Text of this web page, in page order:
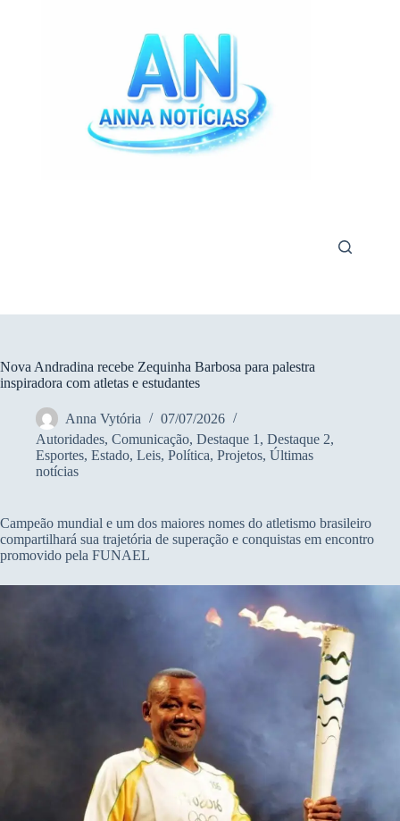
Nova Andradina recebe Zequinha Barbosa para palestra
inspiradora com atletas e estudantes
Anna Vytória
07/07/2026
Autoridades, Comunicação, Destaque 1 , Destaque 2,
Esportes, Estado, Leis, Política, Projetos, Últimas
notícias
Campeão mundial e um dos maiores nomes do atletismo brasileiro
compartilhará sua trajetória de superação e conquistas em encontro
promovido pela FUNAEL